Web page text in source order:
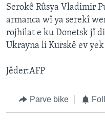
Serokê Rûsya Vladimir
armanca wî ya serekî
rojhilat e ku Donetsk jî
Ukrayna li Kurskê ev
Jêder:AFP
Parve bike